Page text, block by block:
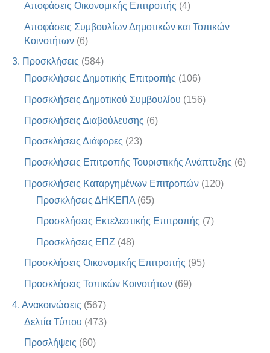
Αποφάσεις Οικονομικής Επιτροπής (4)
Αποφάσεις Συμβουλίων Δημοτικών και Τοπικών
Κοινοτήτων (6)
3. Προσκλήσεις (584)
Προσκλήσεις Δημοτικής Επιτροπής (106)
Προσκλήσεις Δημοτικού Συμβουλίου (156)
Προσκλήσεις Διαβούλευσης (6)
Προσκλήσεις Διάφορες (23)
Προσκλήσεις Επιτροπής Τουριστικής Ανάπτυξης (6)
Προσκλήσεις Καταργημένων Επιτροπών (120)
Προσκλήσεις ΔΗΚΕΠΑ (65)
Προσκλήσεις Εκτελεστικής Επιτροπής (7)
Προσκλήσεις ΕΠΖ (48)
Προσκλήσεις Οικονομικής Επιτροπής (95)
Προσκλήσεις Τοπικών Κοινοτήτων (69)
4. Ανακοινώσεις (567)
Δελτία Τύπου (473)
Προσλήψεις (60)